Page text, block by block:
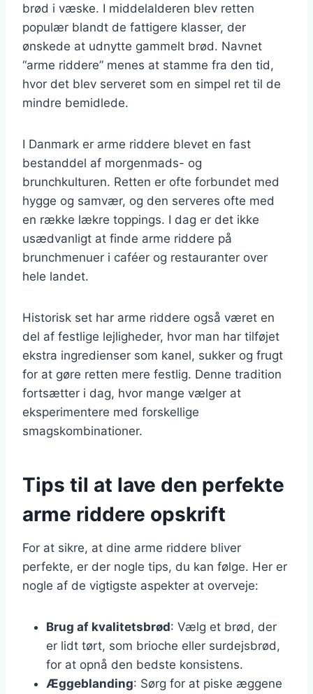
brød i væske. I middelalderen blev retten
populær blandt de fattigere klasser, der
ønskede at udnytte gammelt brød. Navnet
“arme riddere” menes at stamme fra den tid,
hvor det blev serveret som en simpel ret til de
mindre bemidlede.
I Danmark er arme riddere blevet en fast
bestanddel af morgenmads- og
brunchkulturen. Retten er ofte forbundet med
hygge og samvær, og den serveres ofte med
en række lækre toppings. I dag er det ikke
usædvanligt at finde arme riddere på
brunchmenuer i caféer og restauranter over
hele landet.
Historisk set har arme riddere også været en
del af festlige lejligheder, hvor man har tilføjet
ekstra ingredienser som kanel, sukker og frugt
for at gøre retten mere festlig. Denne tradition
fortsætter i dag, hvor mange vælger at
eksperimentere med forskellige
smagskombinationer.
Tips til at lave den perfekte
arme riddere opskrift
For at sikre, at dine arme riddere bliver
perfekte, er der nogle tips, du kan følge. Her er
nogle af de vigtigste aspekter at overveje:
Brug af kvalitetsbrød: Vælg et brød, der
er lidt tørt, som brioche eller surdejsbrød,
for at opnå den bedste konsistens.
Æggeblanding: Sørg for at piske æggene